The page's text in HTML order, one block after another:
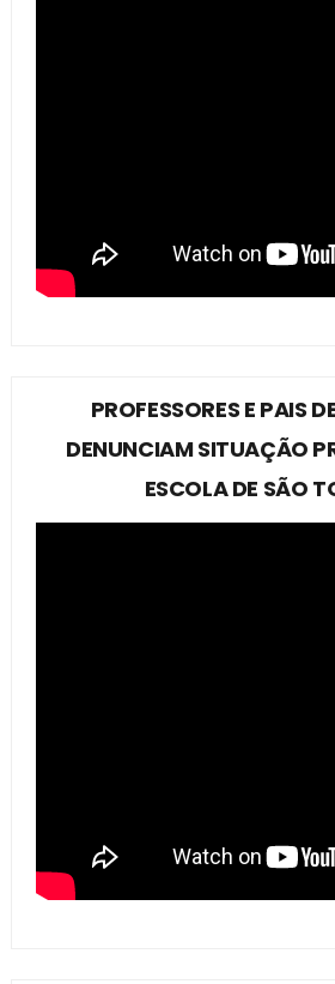
PROFESSORES E PAIS
DENUNCIAM SITUAÇÃO
ESCOLA DE SÃO